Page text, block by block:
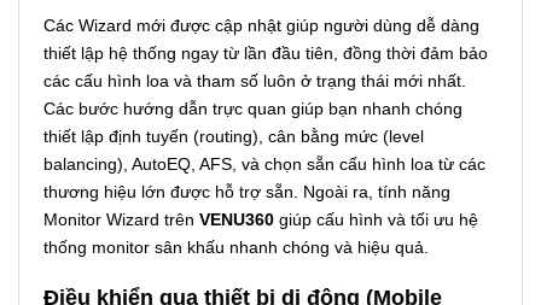
Các Wizard mới được cập nhật giúp người dùng dễ dàng
thiết lập hệ thống ngay từ lần đầu tiên, đồng thời đảm bảo
các cấu hình loa và tham số luôn ở trạng thái mới nhất.
Các bước hướng dẫn trực quan giúp bạn nhanh chóng
thiết lập định tuyến (routing), cân bằng mức (level
balancing), AutoEQ, AFS, và chọn sẵn cấu hình loa từ các
thương hiệu lớn được hỗ trợ sẵn. Ngoài ra, tính năng
Monitor Wizard trên VENU360 giúp cấu hình và tối ưu hệ
thống monitor sân khấu nhanh chóng và hiệu quả.
Điều khiển qua thiết bị di động (Mobile